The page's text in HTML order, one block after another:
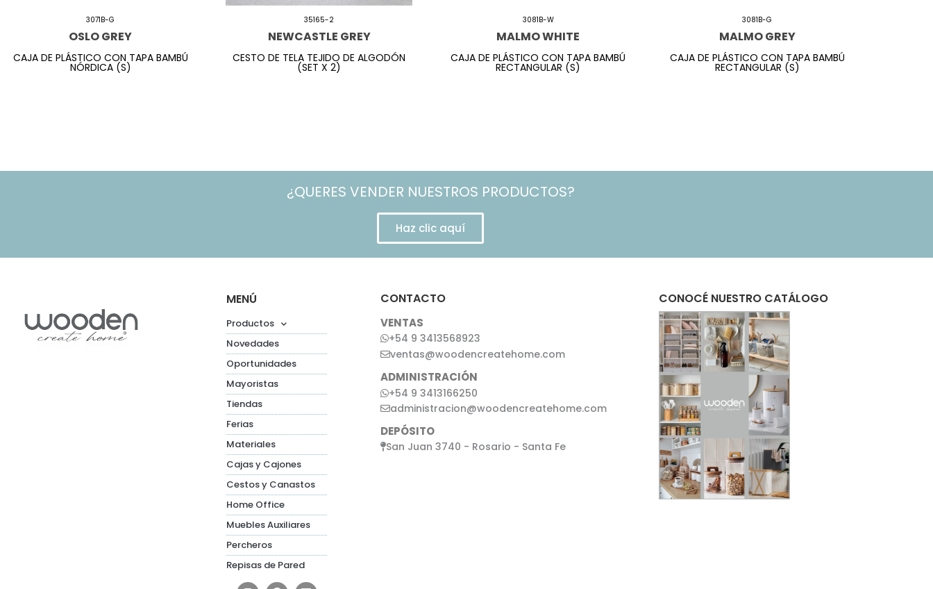
3071B-G
OSLO GREY
CAJA DE PLÁSTICO CON TAPA BAMBÚ
NÓRDICA (S)
35165-2
NEWCASTLE GREY
CESTO DE TELA TEJIDO DE ALGODÓN
(SET X 2)
3081B-W
MALMO WHITE
CAJA DE PLÁSTICO CON TAPA BAMBÚ
RECTANGULAR (S)
3081B-G
MALMO GREY
CAJA DE PLÁSTICO CON TAPA BAMBÚ
RECTANGULAR (S)
¿QUERES VENDER NUESTROS PRODUCTOS?
Haz clic aquí
MENÚ
Productos
Novedades
Oportunidades
Mayoristas
Tiendas
Ferias
Materiales
Cajas y Cajones
Cestos y Canastos
Home Office
Muebles Auxiliares
Percheros
Repisas de Pared
CONTACTO
VENTAS
+54 9 3413568923
ventas@woodencreatehome.com
ADMINISTRACIÓN
+54 9 3413166250
administracion@woodencreatehome.com
DEPÓSITO
San Juan 3740 - Rosario - Santa Fe
CONOCÉ NUESTRO CATÁLOGO